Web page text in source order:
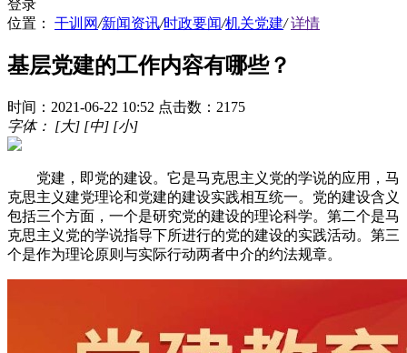
登录
位置：
干训网/新闻资讯/时政要闻/机关党建/ 详情
基层党建的工作内容有哪些？
时间：2021-06-22 10:52 点击数：2175
字体： [大] [中] [小]
党建，即党的建设。它是马克思主义党的学说的应用，马
克思主义建党理论和党建的建设实践相互统一。党的建设含义
包括三个方面，一个是研究党的建设的理论科学。第二个是马
克思主义党的学说指导下所进行的党的建设的实践活动。第三
个是作为理论原则与实际行动两者中介的约法规章。